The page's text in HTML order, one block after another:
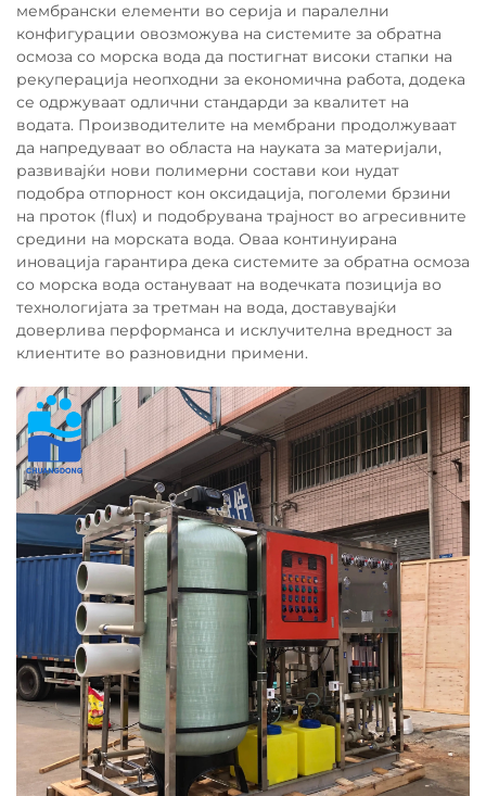
мембрански елементи во серија и паралелни
конфигурации овозможува на системите за обратна
осмоза со морска вода да постигнат високи стапки на
рекуперација неопходни за економична работа, додека
се одржуваат одлични стандарди за квалитет на
водата. Производителите на мембрани продолжуваат
да напредуваат во областа на науката за материјали,
развивајќи нови полимерни состави кои нудат
подобра отпорност кон оксидација, поголеми брзини
на проток (flux) и подобрувана трајност во агресивните
средини на морската вода. Оваа континуирана
иновација гарантира дека системите за обратна осмоза
со морска вода остануваат на водечката позиција во
технологијата за третман на вода, доставувајќи
доверлива перформанса и исклучителна вредност за
клиентите во разновидни примени.